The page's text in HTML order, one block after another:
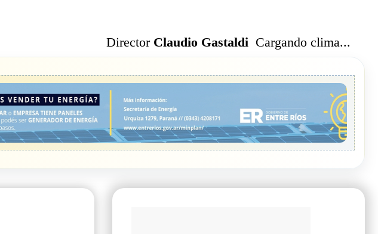
Director Claudio Gastaldi Cargando clima...